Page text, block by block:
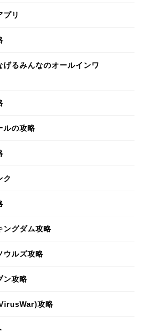
プリ
るみんなのオールインワ
ルの攻略
ク
ングダム攻略
ウルズ攻略
ン攻略
攻略